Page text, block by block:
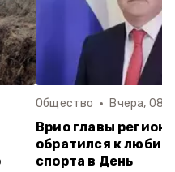
Общество Вчера,
Врио главы региона
обратился к
спорта в День